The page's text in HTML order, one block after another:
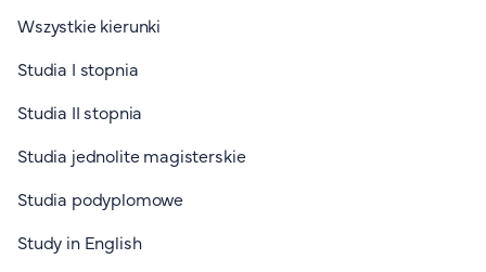
Wszystkie kierunki
Studia I stopnia
Studia II stopnia
Studia jednolite magisterskie
Studia podyplomowe
Study in English